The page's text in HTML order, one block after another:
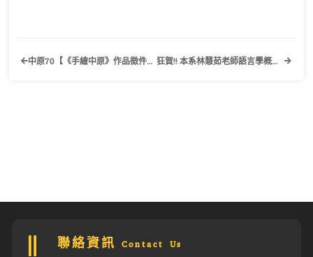
中原70【《手繪中原》作品徵件開跑】歡迎有興趣的同學踴躍參加！ 狂賀!! 本系林慧茹老師語言學概論(一)榮獲教育部數位學習課程認證
聯絡資訊 Contact Us